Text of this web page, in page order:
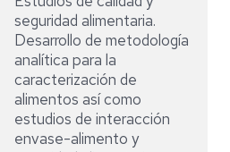
seguridad alimentaria.
Desarrollo de metodología
analítica para la
caracterización de
alimentos así como
estudios de interacción
envase-alimento y